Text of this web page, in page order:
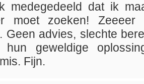
medegedeeld dat ik
moet zoeken! Zeeeer
Geen advies, slechte
hun geweldige
Fijn.